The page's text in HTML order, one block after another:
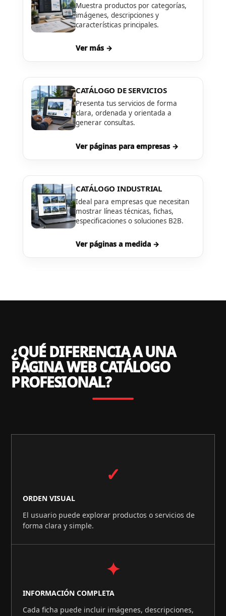
Muestra productos por categorías,
imágenes, descripciones y
características principales.
Ver más →
CATÁLOGO DE SERVICIOS
Presenta tus servicios de forma
clara, ordenada y orientada a
generar consultas.
Ver páginas para empresas →
CATÁLOGO INDUSTRIAL
Ideal para empresas que necesitan
mostrar líneas técnicas, fichas,
especificaciones o soluciones B2B.
Ver páginas a medida →
¿QUÉ DIFERENCIA A UNA
PÁGINA WEB CATÁLOGO
PROFESIONAL?
✓
ORDEN VISUAL
El usuario puede explorar productos o servicios de
forma clara y simple.
✦
INFORMACIÓN COMPLETA
Cada ficha puede incluir imágenes, descripciones,